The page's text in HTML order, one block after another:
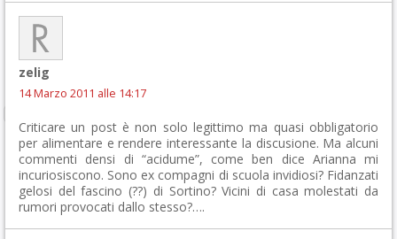
zelig
14 Marzo 2011 alle 14:17
Criticare un post è non solo legittimo ma quasi obbligatorio
per alimentare e rendere interessante la discusione. Ma alcuni
commenti densi di “acidume”, come ben dice Arianna mi
incuriosiscono. Sono ex compagni di scuola invidiosi? Fidanzati
gelosi del fascino (??) di Sortino? Vicini di casa molestati da
rumori provocati dallo stesso?….